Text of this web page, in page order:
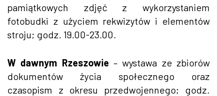
pamiątkowych zdjęć z wykorzystaniem
fotobudki z użyciem rekwizytów i elementów
stroju; godz. 19.00-23.00.
W dawnym Rzeszowie – wystawa ze zbiorów
dokumentów życia społecznego oraz
czasopism z okresu przedwojennego; godz.